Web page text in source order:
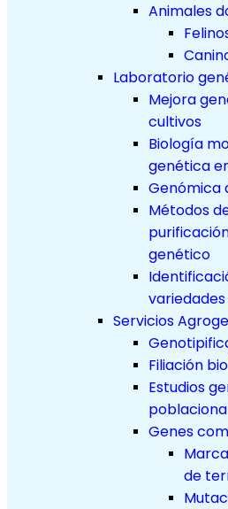
Animales
Laboratorio
Mejora
cultivos
Biología
genética
Genómica
Métodos
genético
Servicios
Filiación
Estudios
Genes
de